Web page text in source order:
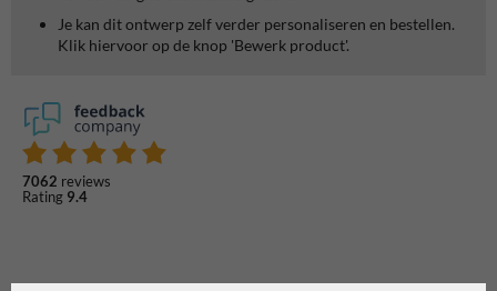
Je kan dit ontwerp zelf verder personaliseren en bestellen.
Klik hiervoor op de knop 'Bewerk product'.
7062 reviews
Rating 9.4